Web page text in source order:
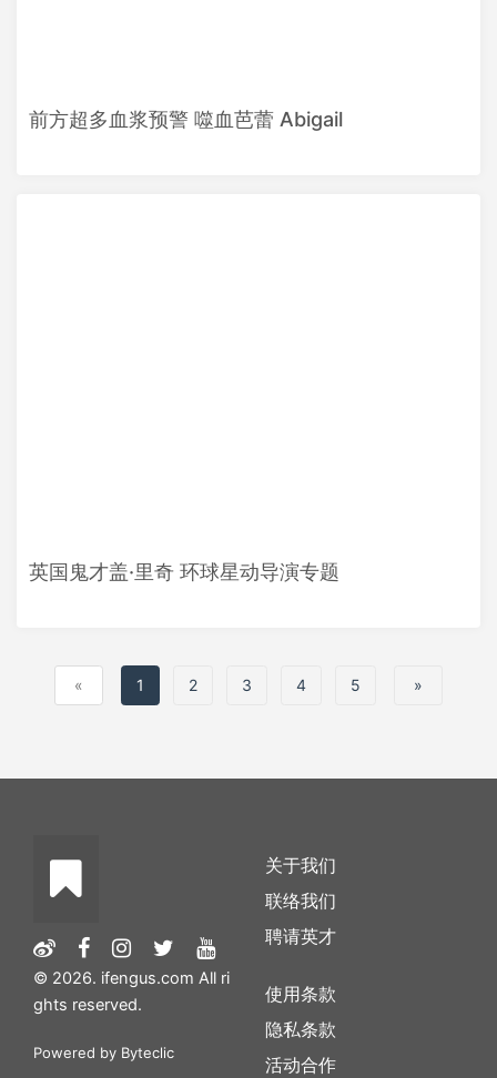
前方超多血浆预警 噬血芭蕾 Abigail
英国鬼才盖·里奇 环球星动导演专题
« 1 2 3 4 5 »
© 2026. ifengus.com All ri
ghts reserved.
Powered by Byteclic
关于我们
联络我们
聘请英才
使用条款
隐私条款
活动合作